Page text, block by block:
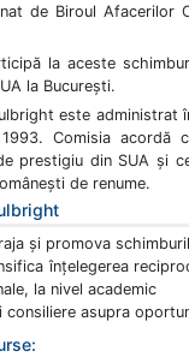
de Biroul Afacerilor
la aceste
la București.
este administrat
Comisia acordă
prestigiu din SUA și
de renume.
și promova
înțelegerea
la nivel academic
consiliere asupra